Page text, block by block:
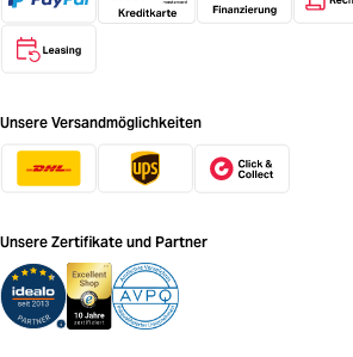
Unsere Versandmöglichkeiten
Unsere Zertifikate und Partner